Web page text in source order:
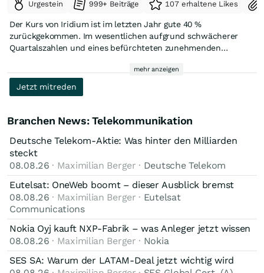
Quelle: https://mobile.traderfox.com/blog/aktien-
magazin/iridium-communications-satellitenanbieter-konnte-
durch-spacex-borsengang-vor-neubewertung-stehen/p-
Chart, langfristig
Der Kurs ist sehr volatil und neigt zu Übertreibungen in beide
Richtungen.
Urgestein 999+ Beiträge 107 erhaltene Likes
Der Kurs von Iridium ist im letzten Jahr gute 40 %
zurückgekommen. Im wesentlichen aufgrund schwächerer
Quartalszahlen und eines befürchteten zunehmenden
Mobilfunklizenzen von EchoStar erworben hat. Auf X kursiert
seit ein paar Tagen das Gerücht, dass Iridium aufgrund seiner
geringen Marktkapitalisierung ein "strategic fit" für Rcoket Lab
zur Regierung, ein ordentliches Produktportfolio für die
Mobilfunklizenzen. Für Rocket Lab wäre es der Fuß in der Tür
des D2D Markts.
mehr anzeigen
Jetzt mitreden
Branchen News: Telekommunikation
Deutsche Telekom-Aktie: Was hinter den Milliarden
steckt
08.08.26 · Maximilian Berger · Deutsche Telekom
Eutelsat: OneWeb boomt – dieser Ausblick bremst
08.08.26 · Maximilian Berger · Eutelsat
Communications
Nokia Oyj kauft NXP-Fabrik – was Anleger jetzt wissen
08.08.26 · Maximilian Berger · Nokia
SES SA: Warum der LATAM-Deal jetzt wichtig wird